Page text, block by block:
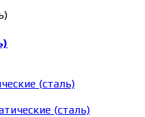
(сталь)
(сталь)